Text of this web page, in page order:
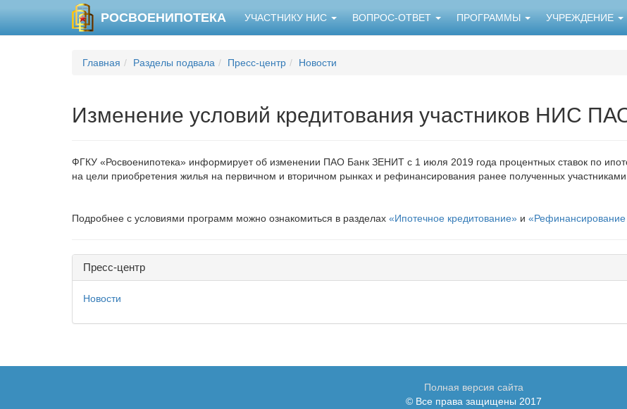
РОСВОЕНИПОТЕКА УЧАСТНИКУ НИС ВОПРОС-ОТВЕТ ПРОГРАММЫ УЧРЕЖДЕНИЕ
Главная Разделы подвала Пресс-центр Новости
Изменение условий кредитования участников НИС
ФГКУ «Росвоенипотека» информирует об изменении ПАО Банк ЗЕНИТ с 1 июля 2019 года процентных ставок по
на цели приобретения жилья на первичном и вторичном рынках и рефинансирования ранее полученных
Подробнее с условиями программ можно ознакомиться в разделах «Ипотечное кредитование» и «Рефинансирование
Пресс-центр
Новости
Полная версия сайта
© Все права защищены 2017